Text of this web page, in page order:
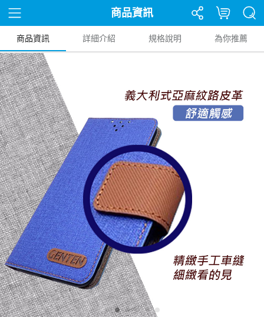
商品資訊
商品資訊 詳細介紹 規格說明 為你推薦